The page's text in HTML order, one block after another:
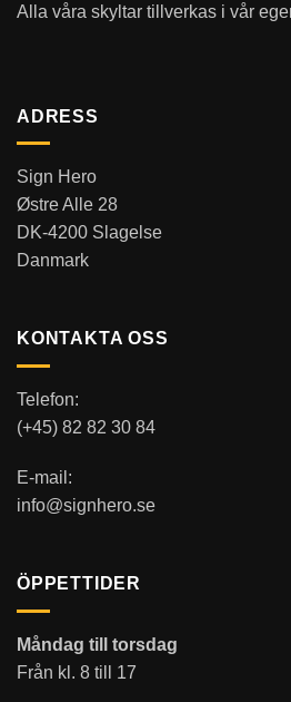
Alla våra skyltar tillverkas i vår
ADRESS
Sign Hero
Østre Alle 28
DK-4200 Slagelse
Danmark
KONTAKTA OSS
Telefon:
(+45) 82 82 30 84
E-mail:
info@signhero.se
ÖPPETTIDER
Måndag till torsdag
Från kl. 8 till 17